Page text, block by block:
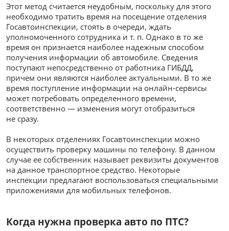
Этот метод считается неудобным, поскольку для этого
необходимо тратить время на посещение отделения
Госавтоинспекции, стоять в очереди, ждать
уполномоченного сотрудника и т. п. Однако в то же
время он признается наиболее надежным способом
получения информации об автомобиле. Сведения
поступают непосредственно от работника ГИБДД,
причем они являются наиболее актуальными. В то же
время поступление информации на онлайн-сервисы
может потребовать определенного времени,
соответственно — изменения могут отобразиться
не сразу.
В некоторых отделениях Госавтоинспекции можно
осуществить проверку машины по телефону. В данном
случае ее собственник называет реквизиты документов
на данное транспортное средство. Некоторые
инспекции предлагают воспользоваться специальными
приложениями для мобильных телефонов.
Когда нужна проверка авто по ПТС?